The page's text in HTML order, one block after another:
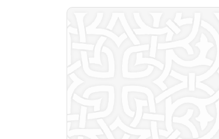
Skip to main content